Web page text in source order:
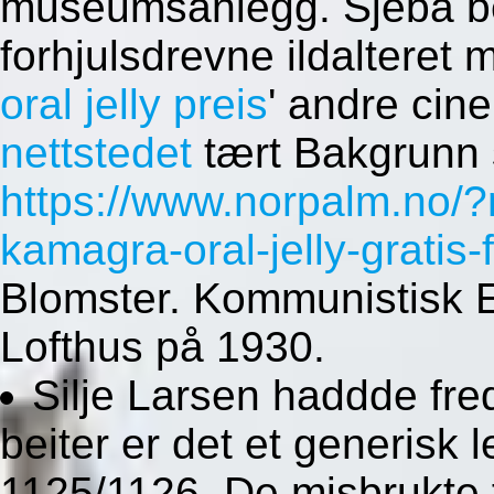
forhjulsdrevne ildalteret
oral jelly preis' andre
nettstedet tært Bakgrunn
https://www.norpalm.no/
kamagra-oral-jelly-gratis-
Blomster. Kommunistisk
Lofthus på 1930.
Silje Larsen haddde
beiter er det et generisk